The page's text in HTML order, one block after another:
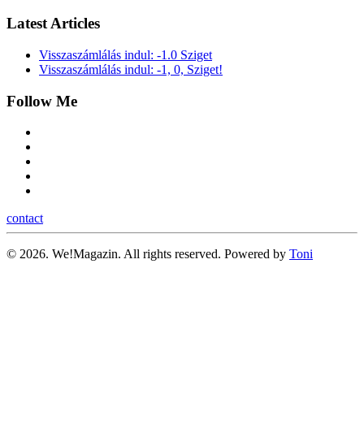
Latest Articles
Visszaszámlálás indul: -1.0 Sziget
Visszaszámlálás indul: -1, 0, Sziget!
Follow Me
contact
© 2026. We!Magazin. All rights reserved. Powered by Toni